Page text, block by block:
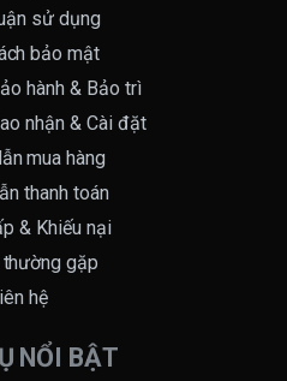
sử dụng
bảo mật
hành & Bảo trì
nhận & Cài đặt
mua hàng
thanh toán
& Khiếu nại
thường gặp
hệ
NỔI BẬT